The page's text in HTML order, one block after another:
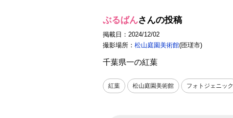
ぶるばんさんの投稿
掲載日：2024/12/02
撮影場所： 松山庭園美術館(匝瑳市)
千葉県一の紅葉
紅葉 松山庭園美術館 フォトジェニック